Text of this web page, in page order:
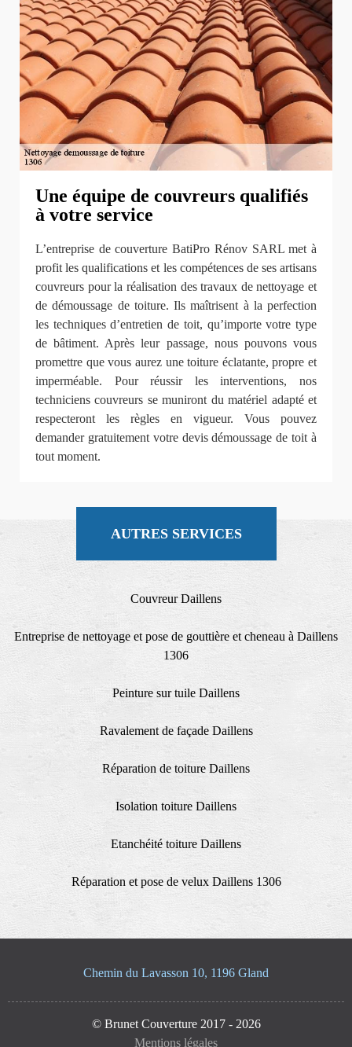
Une équipe de couvreurs qualifiés
à votre service
L’entreprise de couverture BatiPro Rénov SARL met à
profit les qualifications et les compétences de ses artisans
couvreurs pour la réalisation des travaux de nettoyage et
de démoussage de toiture. Ils maîtrisent à la perfection
les techniques d’entretien de toit, qu’importe votre type
de bâtiment. Après leur passage, nous pouvons vous
promettre que vous aurez une toiture éclatante, propre et
imperméable. Pour réussir les interventions, nos
techniciens couvreurs se muniront du matériel adapté et
respecteront les règles en vigueur. Vous pouvez
demander gratuitement votre devis démoussage de toit à
tout moment.
AUTRES SERVICES
Couvreur Daillens
Entreprise de nettoyage et pose de gouttière et cheneau à Daillens
1306
Peinture sur tuile Daillens
Ravalement de façade Daillens
Réparation de toiture Daillens
Isolation toiture Daillens
Etanchéité toiture Daillens
Réparation et pose de velux Daillens 1306
Chemin du Lavasson 10, 1196 Gland
© Brunet Couverture 2017 - 2026
Mentions légales